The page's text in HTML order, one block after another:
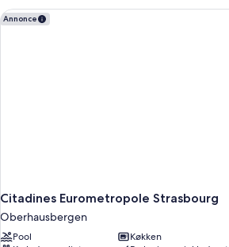
Annonce
Citadines Eurometropole Strasbourg
Oberhausbergen
Pool
Køkken
Citadines Eurometropole Strasbourg